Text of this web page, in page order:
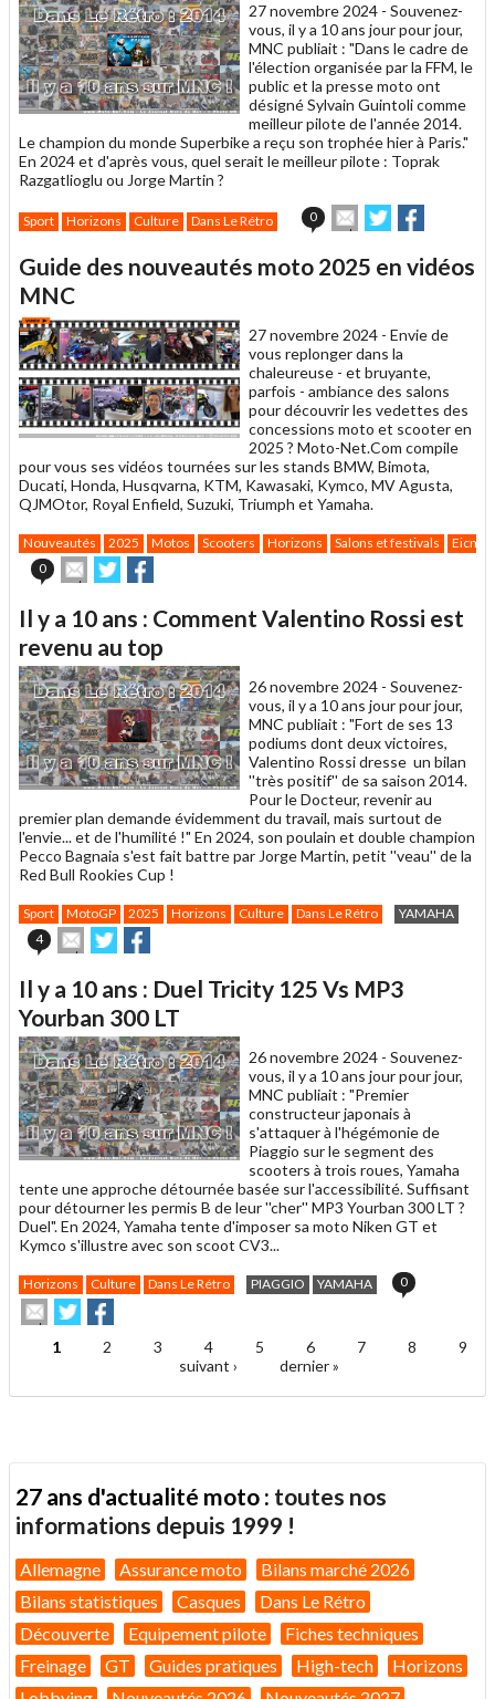
27 novembre 2024 - Souvenez-
vous, il y a 10 ans jour pour jour,
MNC publiait : "Dans le cadre de
l'élection organisée par la FFM, le
public et la presse moto ont
désigné Sylvain Guintoli comme
meilleur pilote de l'année 2014.
Le champion du monde Superbike a reçu son trophée hier à Paris."
En 2024 et d'après vous, quel serait le meilleur pilote : Toprak
Razgatlioglu ou Jorge Martin ?
Sport Horizons Culture Dans Le Rétro 0
Envoyer
cet
à
Partager
sur sur
Guide des nouveautés moto 2025 en vidéos
MNC
27 novembre 2024 - Envie de
vous replonger dans la
chaleureuse - et bruyante,
parfois - ambiance des salons
pour découvrir les vedettes des
concessions moto et scooter en
2025 ? Moto-Net.Com compile
pour vous ses vidéos tournées sur les stands BMW, Bimota,
Ducati, Honda, Husqvarna, KTM, Kawasaki, Kymco, MV Agusta,
QJMOtor, Royal Enfield, Suzuki, Triumph et Yamaha.
Nouveautés 2025 Motos Scooters Horizons Salons et festivals
Eicma
0
Envoyer
cet
à
un
ami
Partager
sur sur
Il y a 10 ans : Comment Valentino Rossi est
revenu au top
26 novembre 2024 - Souvenez-
vous, il y a 10 ans jour pour jour,
MNC publiait : "Fort de ses 13
podiums dont deux victoires,
Valentino Rossi dresse un bilan
''très positif'' de sa saison 2014.
Pour le Docteur, revenir au
premier plan demande évidemment du travail, mais surtout de
l'envie... et de l'humilité !" En 2024, son poulain et double champion
Pecco Bagnaia s'est fait battre par Jorge Martin, petit ''veau'' de la
Red Bull Rookies Cup !
Sport MotoGP 2025 Horizons Culture Dans Le Rétro
YAMAHA
4
Envoyer
cet
à
un
ami
Partager
sur sur
Il y a 10 ans : Duel Tricity 125 Vs MP3
Yourban 300 LT
26 novembre 2024 - Souvenez-
vous, il y a 10 ans jour pour jour,
MNC publiait : "Premier
constructeur japonais à
s'attaquer à l'hégémonie de
Piaggio sur le segment des
scooters à trois roues, Yamaha
tente une approche détournée basée sur l'accessibilité. Suffisant
pour détourner les permis B de leur ''cher'' MP3 Yourban 300 LT ?
Duel". En 2024, Yamaha tente d'imposer sa moto Niken GT et
Kymco s'illustre avec son scoot CV3...
Horizons Culture Dans Le Rétro PIAGGIO YAMAHA 0
Envoyer
cet
article
ami
Partager
sur
Twitter
sur
Facebook
Pages
1 2 3 4 5 6 7 8
9
suivant ›
dernier »
27 ans d'actualité moto : toutes nos
informations depuis 1999 !
Allemagne Assurance moto
Bilans marché 2026
Bilans statistiques
Casques
Dans Le Rétro
Découverte
Equipement pilote
Fiches techniques
Freinage
GT Guides pratiques High-tech
Horizons